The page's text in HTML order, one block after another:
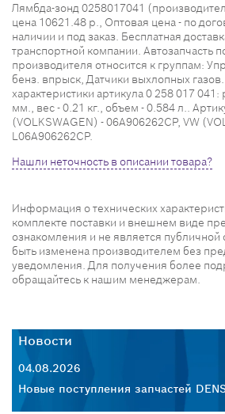
Лямбда-зонд 0258017041
цена 10621.48 р., Оптовая цена - по
наличии и под заказ. Бесплатная
транспортной компании. Автозапчасть
производителя относится к группам:
бенз. впрыск, Датчики выхлопных
характеристики артикула 0 258 017
мм., вес - 0.21 кг., объем - 0.584 л..
(VOLKSWAGEN) - 06A906262CP, VW
L06A906262CP.
Нашли неточность в описании товара?
Информация о технических
комплекте поставки и внешнем виде
ознакомления и не является
быть изменена производителем без
уведомления. Для получения более
обращайтесь к нашим менеджерам.
Новости
04.08.2026
Новые поступления запчастей